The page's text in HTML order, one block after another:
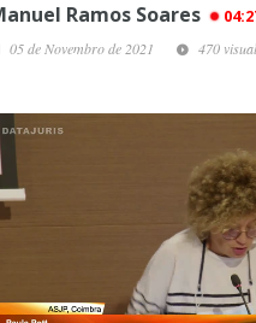
Ramos Soares
05 de Novembro de 2021 470